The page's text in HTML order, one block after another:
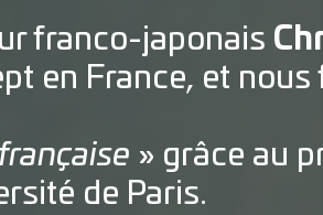
franco-japonais
en France, et
» grâce au
de Paris.